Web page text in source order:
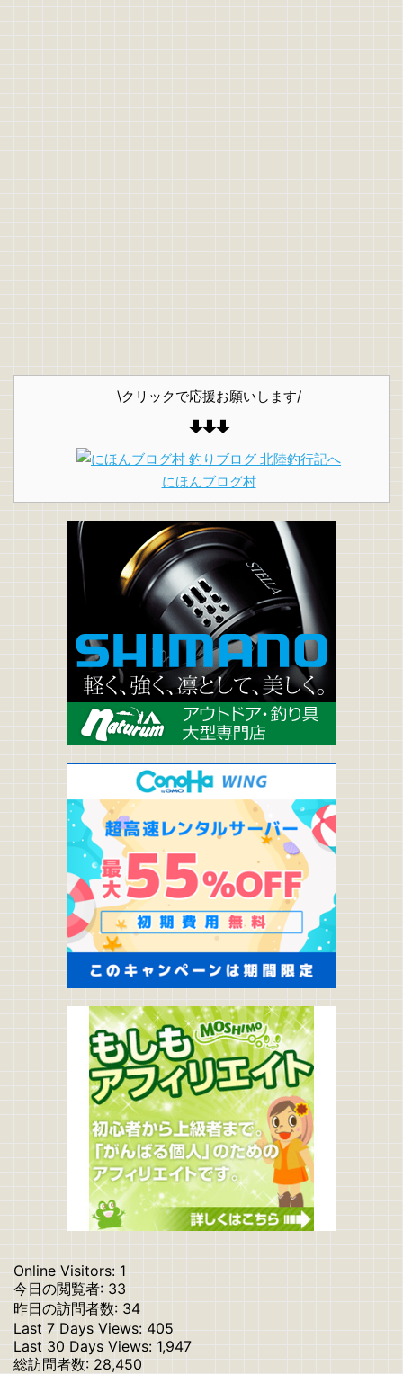
\クリックで応援お願いします/
にほんブログ村
Online Visitors: 1
今日の閲覧者: 33
昨日の訪問者数: 34
Last 7 Days Views: 405
Last 30 Days Views: 1,947
総訪問者数: 28,450